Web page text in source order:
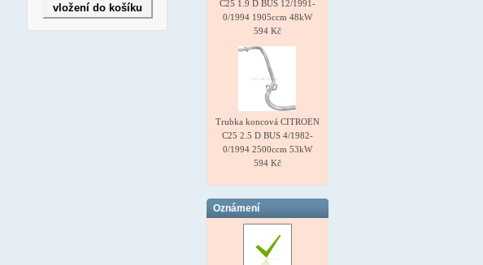
C25 1.9 D BUS 12/1991-
0/1994 1905ccm 48kW
594 Kč
Trubka koncová CITROEN
C25 2.5 D BUS 4/1982-
0/1994 2500ccm 53kW
594 Kč
Oznámení